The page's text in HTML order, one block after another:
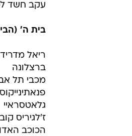
עקב חשד
בית ה'
ריאל מדריד
ברצלונה
מכבי תל
פנאתינייקוס
גלאטסראיי
ז'לגיריס
הכוכב